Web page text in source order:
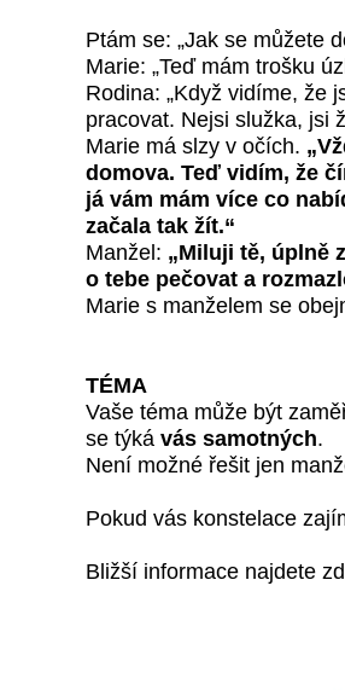
Ptám se: „Jak se můžete
Marie: „Teď mám trošku
Rodina: „Když vidíme, že
pracovat. Nejsi služka, jsi
Marie má slzy v očích.
domova. Teď vidím, že
já vám mám více co
začala tak žít.“
Manžel: „Miluji tě, úplně
o tebe pečovat a
Marie s manželem se
TÉMA
Vaše téma může být
se týká vás samotných.
Není možné řešit jen
Pokud vás konstelace
Bližší informace najdete